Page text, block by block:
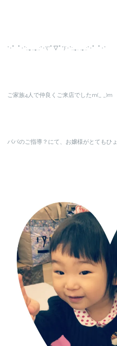
*･゜ﾟ･*:.｡..｡.:*･'(*ﾟ▽ﾟ*)’･*:.｡. .｡.:*･゜ﾟ･*
ご家族4人で仲良くご来店でしたm(_ _)m
パパのご指導？にて、お嬢様がとてもひ